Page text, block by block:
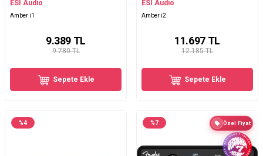
ESI Audio
Amber i1
9.780 TL
9.389 TL
Sepete Ekle
ESI Audio
Amber i2
12.185 TL
11.697TL
Sepete Ekle
%4 %7 Özel Fiyat